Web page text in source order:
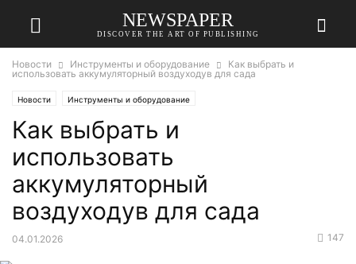
NEWSPAPER
DISCOVER THE ART OF PUBLISHING
Новости Инструменты и оборудование
Как выбрать и
использовать аккумуляторный воздуходув для сада
Новости Инструменты и оборудование
Как выбрать и
использовать
аккумуляторный
воздуходув для сада
04.01.2026 147